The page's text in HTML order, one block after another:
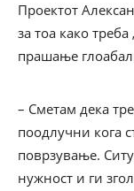
Проектот
за тоа како
прашање
– Сметам дека
поодлучни кога
поврзување.
нужност и ги